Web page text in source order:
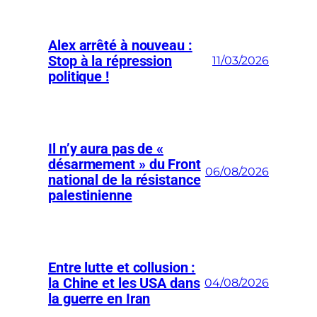
Alex arrêté à nouveau :
Stop à la répression
politique !
11/03/2026
Il n’y aura pas de «
désarmement » du Front
national de la résistance
palestinienne
06/08/2026
Entre lutte et collusion :
la Chine et les USA dans
la guerre en Iran
04/08/2026